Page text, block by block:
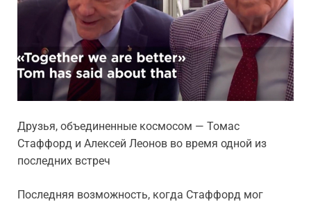
Друзья, объединенные космосом — Томас
Стаффорд и Алексей Леонов во время одной из
последних встреч
Последняя возможность, когда Стаффорд мог